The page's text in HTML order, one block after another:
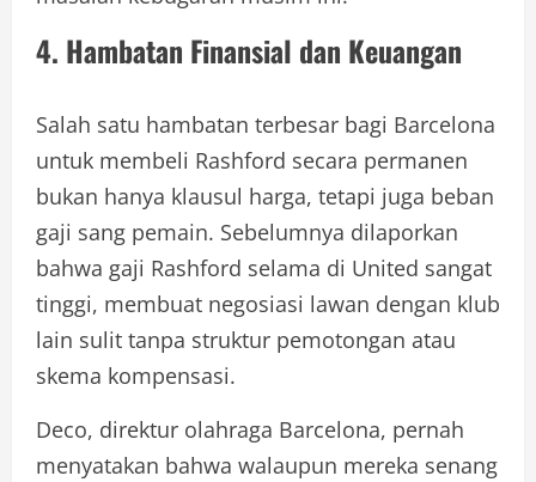
4. Hambatan Finansial dan Keuangan
Salah satu hambatan terbesar bagi Barcelona
untuk membeli Rashford secara permanen
bukan hanya klausul harga, tetapi juga beban
gaji sang pemain. Sebelumnya dilaporkan
bahwa gaji Rashford selama di United sangat
tinggi, membuat negosiasi lawan dengan klub
lain sulit tanpa struktur pemotongan atau
skema kompensasi.
Deco, direktur olahraga Barcelona, pernah
menyatakan bahwa walaupun mereka senang